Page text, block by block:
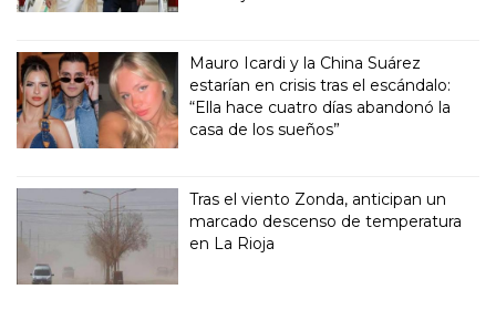
Mauro Icardi y la China Suárez
estarían en crisis tras el escándalo:
“Ella hace cuatro días abandonó la
casa de los sueños”
Tras el viento Zonda, anticipan un
marcado descenso de temperatura
en La Rioja